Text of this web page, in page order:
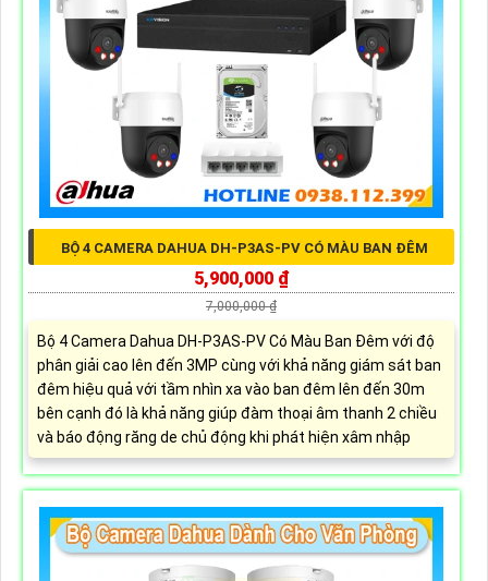
BỘ 4 CAMERA DAHUA DH-P3AS-PV CÓ MÀU BAN ĐÊM
5,900,000 ₫
7,000,000 ₫
Bộ 4 Camera Dahua DH-P3AS-PV Có Màu Ban Đêm với độ
phân giải cao lên đến 3MP cùng với khả năng giám sát ban
đêm hiệu quả với tầm nhìn xa vào ban đêm lên đến 30m
bên cạnh đó là khả năng giúp đàm thoại âm thanh 2 chiều
và báo động răng de chủ động khi phát hiện xâm nhập